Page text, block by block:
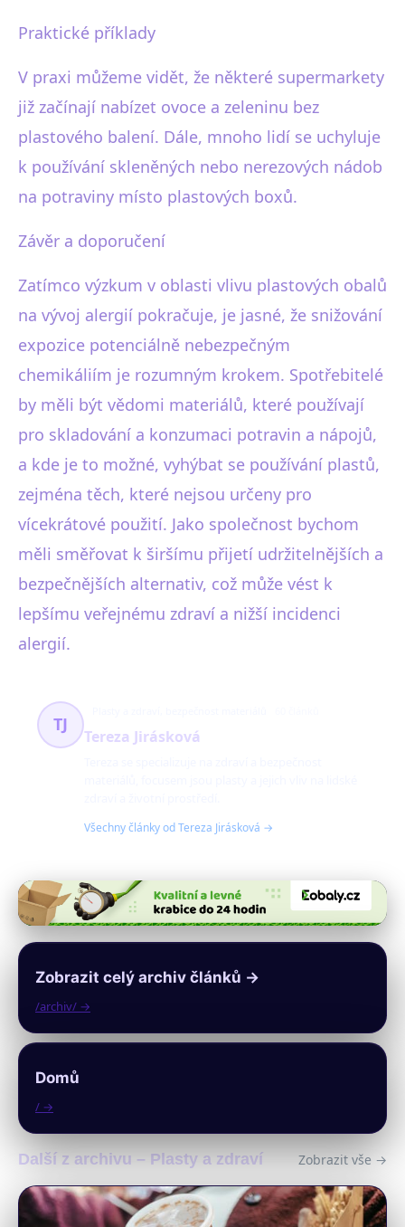
Praktické příklady
V praxi můžeme vidět, že některé supermarkety
již začínají nabízet ovoce a zeleninu bez
plastového balení. Dále, mnoho lidí se uchyluje
k používání skleněných nebo nerezových nádob
na potraviny místo plastových boxů.
Závěr a doporučení
Zatímco výzkum v oblasti vlivu plastových obalů
na vývoj alergií pokračuje, je jasné, že snižování
expozice potenciálně nebezpečným
chemikáliím je rozumným krokem. Spotřebitelé
by měli být vědomi materiálů, které používají
pro skladování a konzumaci potravin a nápojů,
a kde je to možné, vyhýbat se používání plastů,
zejména těch, které nejsou určeny pro
vícekrátové použití. Jako společnost bychom
měli směřovat k širšímu přijetí udržitelnějších a
bezpečnějších alternativ, což může vést k
lepšímu veřejnému zdraví a nižší incidenci
alergií.
TJ
Tereza Jirásková
Všechny články od Tereza Jirásková →
Zobrazit celý archiv článků →
/archiv/ →
Domů
/ →
Další z archivu – Plasty a zdraví Zobrazit vše →